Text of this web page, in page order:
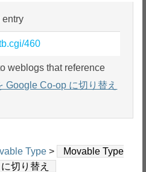
entry
460
weblogs that reference
Google Co-op に切り替え
Type >
Movable Type
切り替え